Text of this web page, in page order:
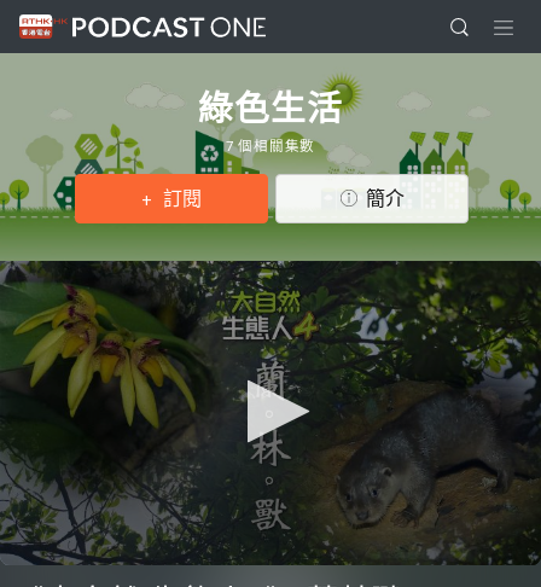
綠色生活
7 個相關集數
訂閱 簡介